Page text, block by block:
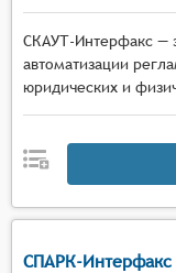
помогает
СКАУТ-Интерфакс —
автоматизации
юридических и
СПАРК-Интерфакс